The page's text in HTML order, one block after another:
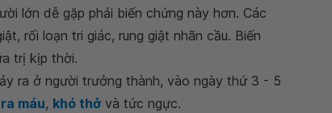
lớn dễ gặp phải biến chứng này hơn. Các
rối loạn tri giác, rung giật nhãn cầu. Biến
trị kịp thời.
ra ở người trưởng thành, vào ngày thứ 3 - 5
máu, khó thở và tức ngực.